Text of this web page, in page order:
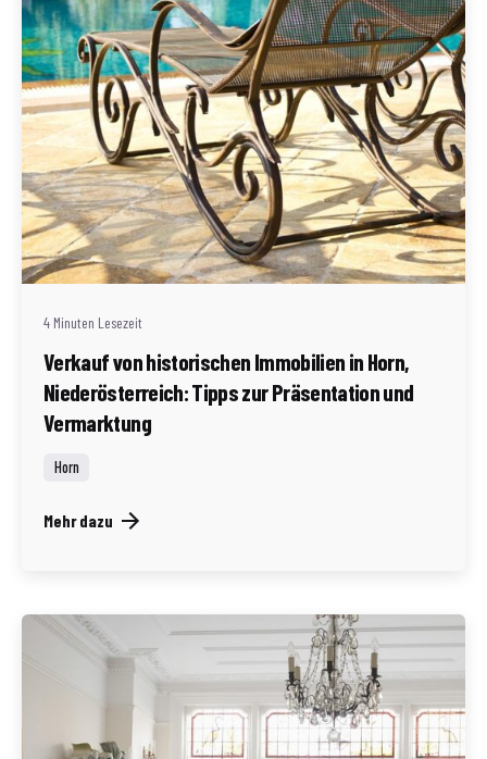
Geschrieben von
Redaktion Immofragen Bezirk: Horn & Hollabrunn
(AT)
4 Minuten Lesezeit
Verkauf von historischen Immobilien in Horn,
Niederösterreich: Tipps zur Präsentation und
Vermarktung
Horn
Mehr dazu